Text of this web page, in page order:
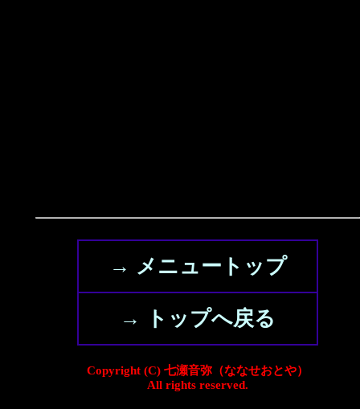
→ メニュートップ
→ トップへ戻る
Copyright (C) 七瀬音弥（ななせおとや）
All rights reserved.